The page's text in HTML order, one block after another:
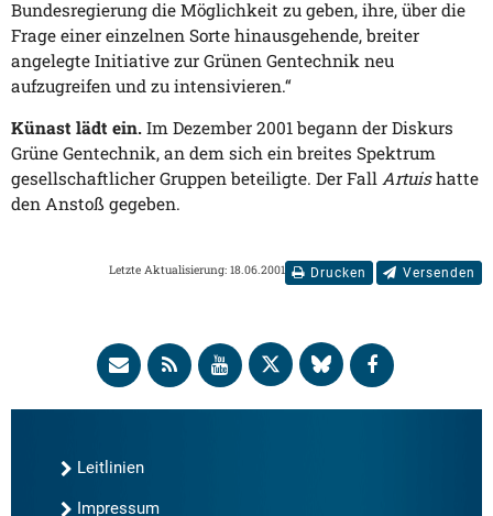
Bundesregierung die Möglichkeit zu geben, ihre, über die
Frage einer einzelnen Sorte hinausgehende, breiter
angelegte Initiative zur Grünen Gentechnik neu
aufzugreifen und zu intensivieren.“
Künast lädt ein. Im Dezember 2001 begann der Diskurs
Grüne Gentechnik, an dem sich ein breites Spektrum
gesellschaftlicher Gruppen beteiligte. Der Fall Artuishatte
den Anstoß gegeben.
Drucken Versenden
Letzte Aktualisierung: 18.06.2001
Leitlinien
Impressum